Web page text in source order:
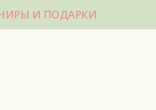
И ПОДАРКИ